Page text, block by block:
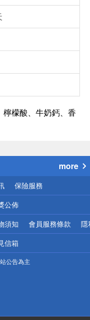
檬酸、牛奶鈣、香
more
保險服務
公佈
須知 會員服務條款 隱
信箱
公告為主